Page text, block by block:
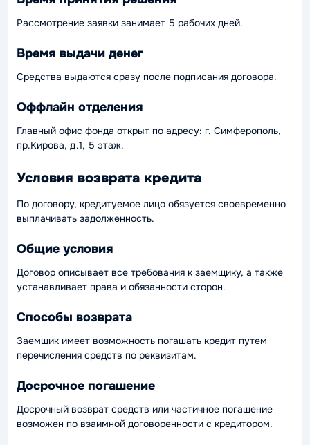
Рассмотрение заявки занимает 5 рабочих дней.
Время выдачи денег
Средства выдаются сразу после подписания договора.
Оффлайн отделения
Главный офис фонда открыт по адресу: г. Симферополь,
пр.Кирова, д.1, 5 этаж.
Условия возврата кредита
По договору, кредитуемое лицо обязуется своевременно
выплачивать задолженность.
Общие условия
Договор описывает все требования к заемщику, а также
устанавливает права и обязанности сторон.
Способы возврата
Заемщик имеет возможность погашать кредит путем
перечисления средств по реквизитам.
Досрочное погашение
Досрочный возврат средств или частичное погашение
возможен по взаимной договоренности с кредитором.